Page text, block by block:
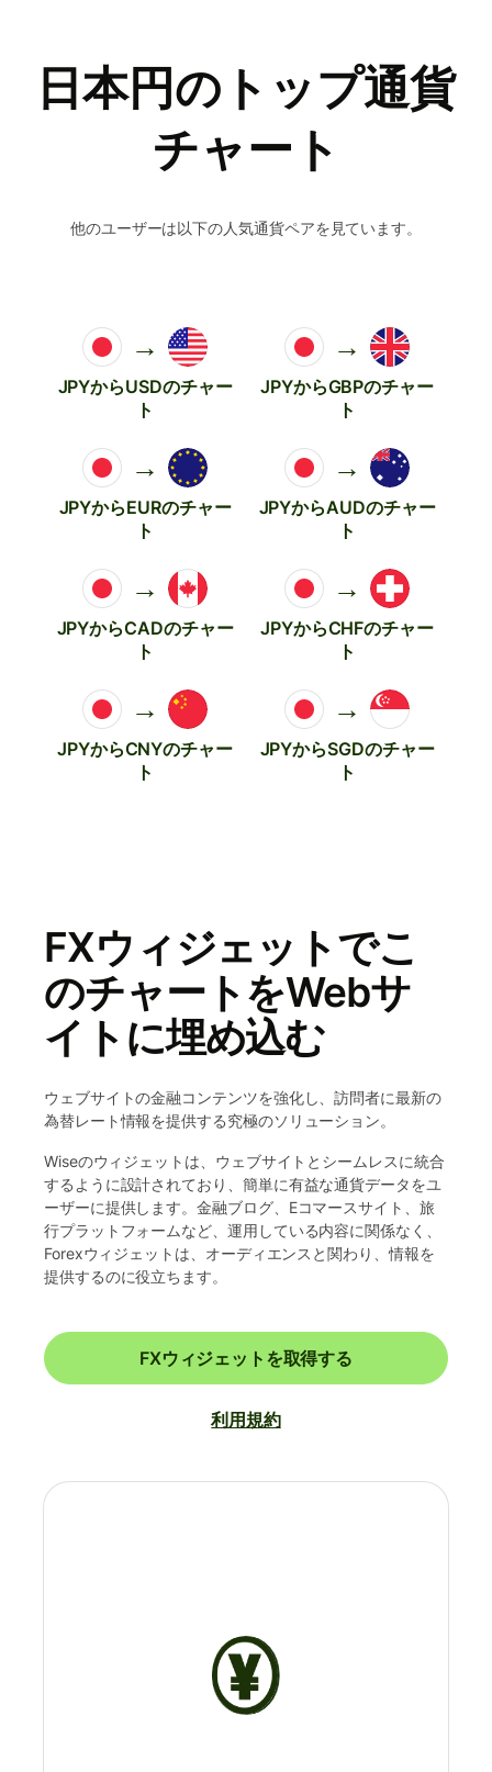
日本円のトップ通貨
チャート
他のユーザーは以下の人気通貨ペアを見ています。
→
JPYからUSDのチャー
ト
→
JPYからGBPのチャー
ト
→
JPYからEURのチャー
ト
→
JPYからAUDのチャー
ト
→
JPYからCADのチャー
ト
→
JPYからCHFのチャー
ト
→
JPYからCNYのチャー
ト
→
JPYからSGDのチャー
ト
FXウィジェットでこ
のチャートをWebサ
イトに埋め込む
ウェブサイトの金融コンテンツを強化し、訪問者に最新の
為替レート情報を提供する究極のソリューション。
Wiseのウィジェットは、ウェブサイトとシームレスに統合
するように設計されており、簡単に有益な通貨データをユ
ーザーに提供します。金融ブログ、Eコマースサイト、旅
行プラットフォームなど、運用している内容に関係なく、
Forexウィジェットは、オーディエンスと関わり、情報を
提供するのに役立ちます。
FXウィジェットを取得する
利用規約